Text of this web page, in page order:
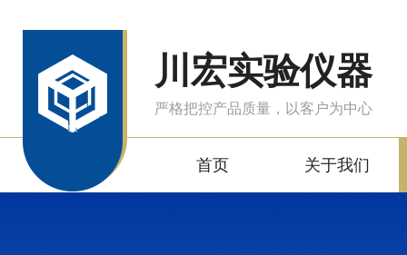
川宏实验仪器
严格把控产品质量，以客户为中心
首页 关于我们